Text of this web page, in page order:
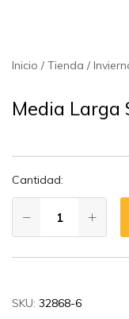
Inicio Tienda
Media Larga
Cantidad:
SKU: 32868-6